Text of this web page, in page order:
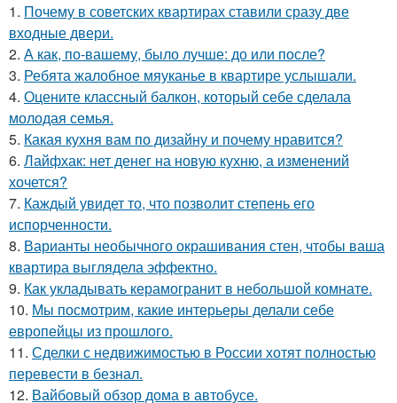
1. Почему в советских квартирах ставили сразу две
входные двери.
2. А как, по-вашему, было лучше: до или после?
3. Ребята жалобное мяуканье в квартире услышали.
4. Оцените классный балкон, который себе сделала
молодая семья.
5. Какая кухня вам по дизайну и почему нравится?
6. Лайфхак: нет денег на новую кухню, а изменений
хочется?
7. Каждый увидет то, что позволит степень его
испорченности.
8. Варианты необычного окрашивания стен, чтобы ваша
квартира выглядела эффектно.
9. Как укладывать керамогранит в небольшой комнате.
10. Мы посмотрим, какие интерьеры делали себе
европейцы из прошлого.
11. Сделки с недвижимостью в России хотят полностью
перевести в безнал.
12. Вайбовый обзор дома в автобусе.